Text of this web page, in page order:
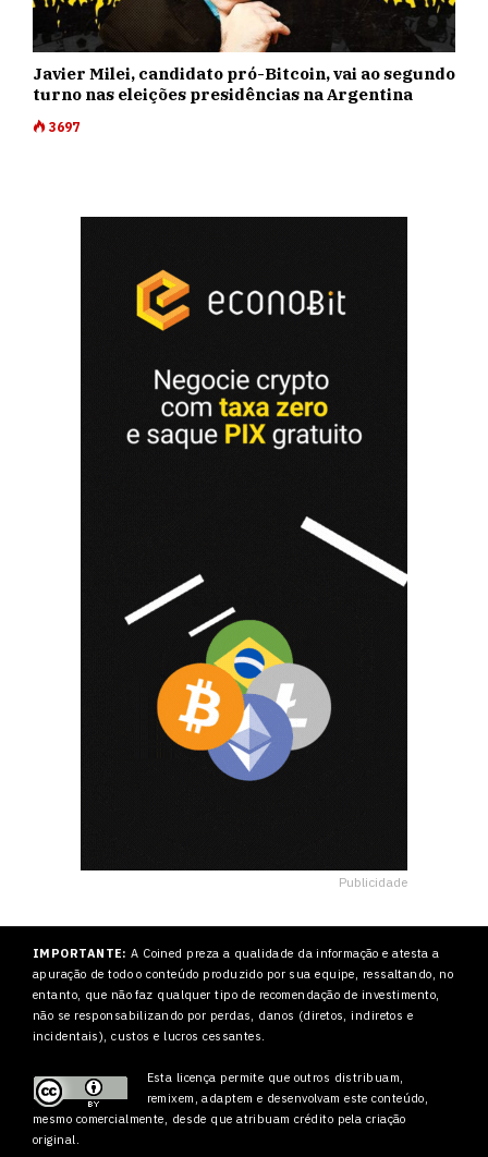
Javier Milei, candidato pró-Bitcoin, vai ao segundo
turno nas eleições presidências na Argentina
3697
Publicidade
IMPORTANTE: A Coined preza a qualidade da informação e atesta a
apuração de todo o conteúdo produzido por sua equipe, ressaltando, no
entanto, que não faz qualquer tipo de recomendação de investimento,
não se responsabilizando por perdas, danos (diretos, indiretos e
incidentais), custos e lucros cessantes.
Esta licença permite que outros distribuam,
remixem, adaptem e desenvolvam este conteúdo,
mesmo comercialmente, desde que atribuam crédito pela criação
original.